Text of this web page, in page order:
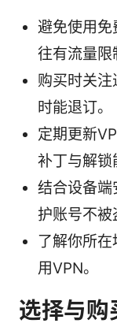
避免使用免
往有流量限
购买时关
时能退订。
定期更新
补丁与解锁
结合设备端
护账号不被
了解你所
用VPN。
选择与购